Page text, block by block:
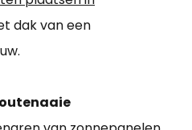
dak van een